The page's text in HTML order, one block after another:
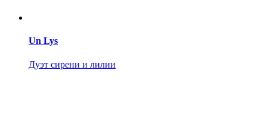
Un Lys
Дуэт сирени и лилии